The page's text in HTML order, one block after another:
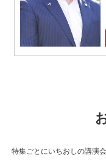
特集ごとにいちおしの講演